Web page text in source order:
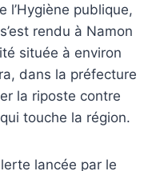
l’Hygiène publique,
rendu à Namon
située à environ
dans la préfecture
la riposte contre
touche la région.
lancée par le